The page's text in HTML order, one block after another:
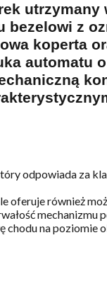
z
koperta
automatu
odpowiada za
oferuje również
mechanizmu
chodu na poziomie